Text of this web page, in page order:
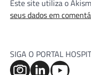
Este site utiliza o
seus dados em
SIGA O PORTAL